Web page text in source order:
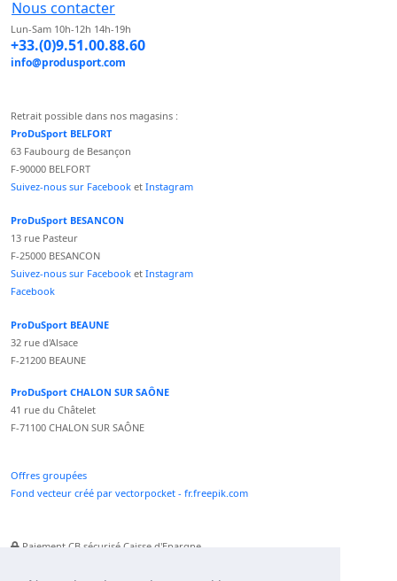
Nous contacter
Lun-Sam 10h-12h 14h-19h
+33.(0)9.51.00.88.60
info@produsport.com
Retrait possible dans nos magasins :
ProDuSport BELFORT
63 Faubourg de Besançon
F-90000 BELFORT
Suivez-nous sur Facebook et Instagram
ProDuSport BESANCON
13 rue Pasteur
F-25000 BESANCON
Suivez-nous sur Facebook et Instagram
Facebook
ProDuSport BEAUNE
32 rue d'Alsace
F-21200 BEAUNE
ProDuSport CHALON SUR SAÔNE
41 rue du Châtelet
F-71100 CHALON SUR SAÔNE
Offres groupées
Fond vecteur créé par vectorpocket - fr.freepik.com
Paiement CB sécurisé Caisse d'Epargne